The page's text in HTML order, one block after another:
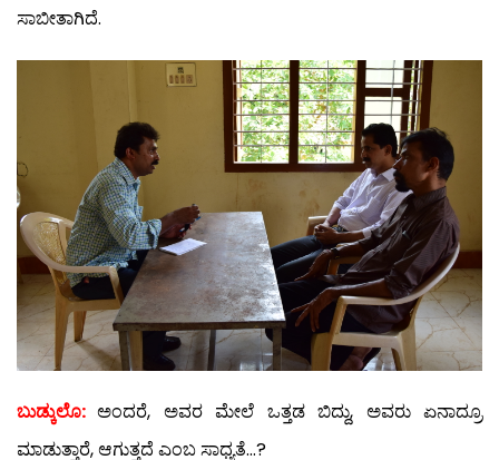
ಸಾಬೀತಾಗಿದೆ.
ಬುಡ್ಕುಲೊ: ಅಂದರೆ, ಅವರ ಮೇಲೆ ಒತ್ತಡ ಬಿದ್ದು, ಅವರು ಏನಾದ್ರೂ
ಮಾಡುತ್ತಾರೆ, ಆಗುತ್ತದೆ ಎಂಬ ಸಾಧ್ಯತೆ…?